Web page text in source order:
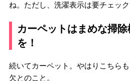
ね。ただし、洗濯表示は要チェック
カーペットはまめな掃
を！
続いてカーペット。やはりこちら
欠とのこと。